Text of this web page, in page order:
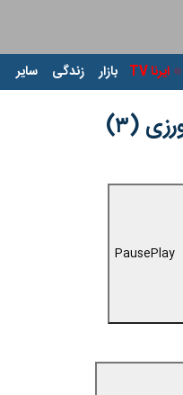
ایرنا TV بازار زندگی سایر
(۳)